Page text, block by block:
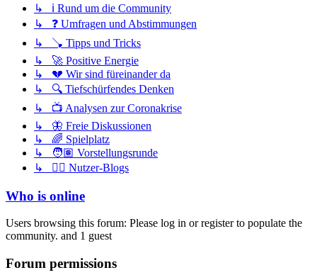
↳ ℹ️ Rund um die Community
↳ ❓ Umfragen und Abstimmungen
↳ 🪠 Tipps und Tricks
↳ 🚀 Positive Energie
↳ 💔 Wir sind füreinander da
↳ 🔍 Tiefschürfendes Denken
↳ 📺 Analysen zur Coronakrise
↳ 🦋 Freie Diskussionen
↳ 🌈 Spielplatz
↳ 🧑🏽 Vorstellungsrunde
↳ ✍🏽 Nutzer-Blogs
Who is online
Users browsing this forum: Please log in or register to populate the
community. and 1 guest
Forum permissions